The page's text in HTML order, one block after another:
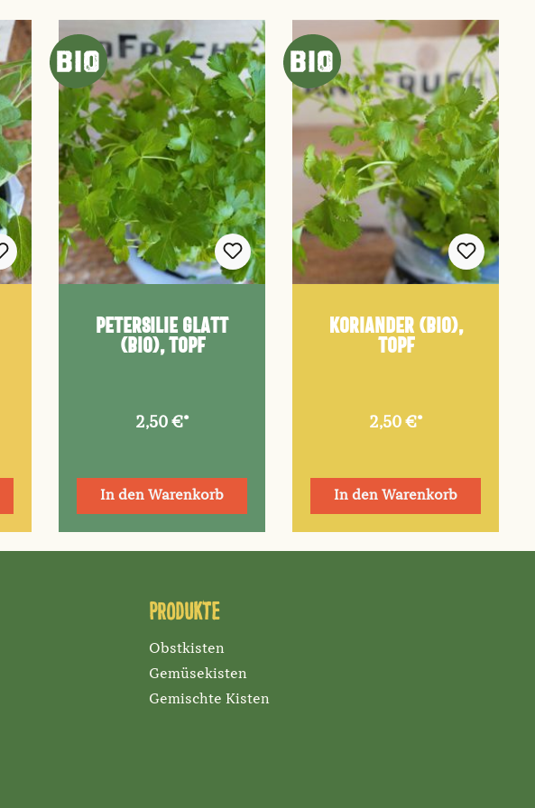
Petersilie glatt
(Bio), Topf
2,50 €*
In den Warenkorb
Koriander (Bio),
Topf
2,50 €*
In den Warenkorb
Produkte
Obstkisten
Gemüsekisten
Gemischte Kisten